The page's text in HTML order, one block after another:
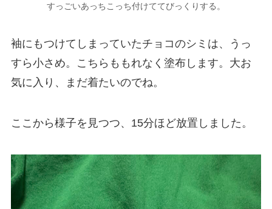
すっごいあっちこっち付けててびっくりする。
袖にもつけてしまっていたチョコのシミは、うっ
すら小さめ。こちらももれなく塗布します。大お
気に入り、まだ着たいのでね。
ここから様子を見つつ、15分ほど放置しました。